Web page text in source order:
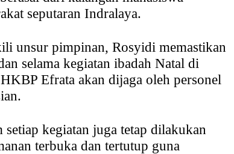
seputaran Indralaya.
unsur pimpinan, Rosyidi memastikan
selama kegiatan ibadah Natal di
Efrata akan dijaga oleh personel
setiap kegiatan juga tetap dilakukan
terbuka dan tertutup guna